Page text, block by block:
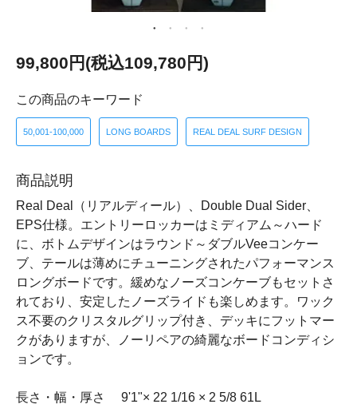
99,800円(税込109,780円)
この商品のキーワード
50,001-100,000 LONG BOARDS REAL DEAL SURF DESIGN
商品説明
Real Deal（リアルディール）、Double Dual Sider、
EPS仕様。エントリーロッカーはミディアム～ハード
に、ボトムデザインはラウンド～ダブルVeeコンケー
ブ、テールは薄めにチューニングされたパフォーマンス
ロングボードです。緩めなノーズコンケーブもセットさ
れており、安定したノーズライドも楽しめます。ワック
ス不要のクリスタルグリップ付き、デッキにフットマー
クがありますが、ノーリペアの綺麗なボードコンディシ
ョンです。
長さ・幅・厚さ 9'1"× 22 1/16 × 2 5/8 61L